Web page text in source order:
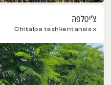
צ’יטלפה
Chitalpa tashkentansis x